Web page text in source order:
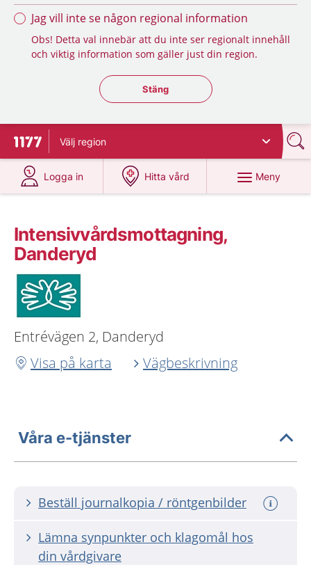
Jag vill inte se någon regional information
Obs! Detta val innebär att du inte ser regionalt innehåll
och viktig information som gäller just din region.
Stäng regionsväljaren
Stäng
Till startsidan för 1177
Välj region
Logga in
på 1177.se
Hitta vård
på 1177.se
Meny
Intensivvårdsmottagning,
Danderyd
Entrévägen 2, Danderyd
Visa på karta
Vägbeskrivning
Våra e-tjänster
Beställ journalkopia / röntgenbilder
Lämna synpunkter och klagomål hos
din vårdgivare